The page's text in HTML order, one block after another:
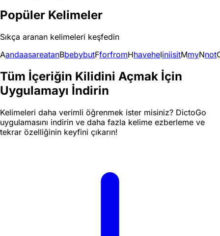
Popüler Kelimeler
Sıkça aranan kelimeleri keşfedin
AandaasareatanBbebybutFforfromHhaveheIiniisitMmyNnot
Tüm İçeriğin Kilidini Açmak İçin
Uygulamayı İndirin
Kelimeleri daha verimli öğrenmek ister misiniz? DictoGo
uygulamasını indirin ve daha fazla kelime ezberleme ve
tekrar özelliğinin keyfini çıkarın!